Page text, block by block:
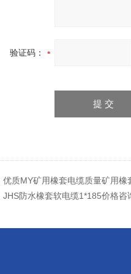
验证码：
优质MY矿用橡套电缆质量矿用橡
JHS防水橡套软电缆1*185价格咨